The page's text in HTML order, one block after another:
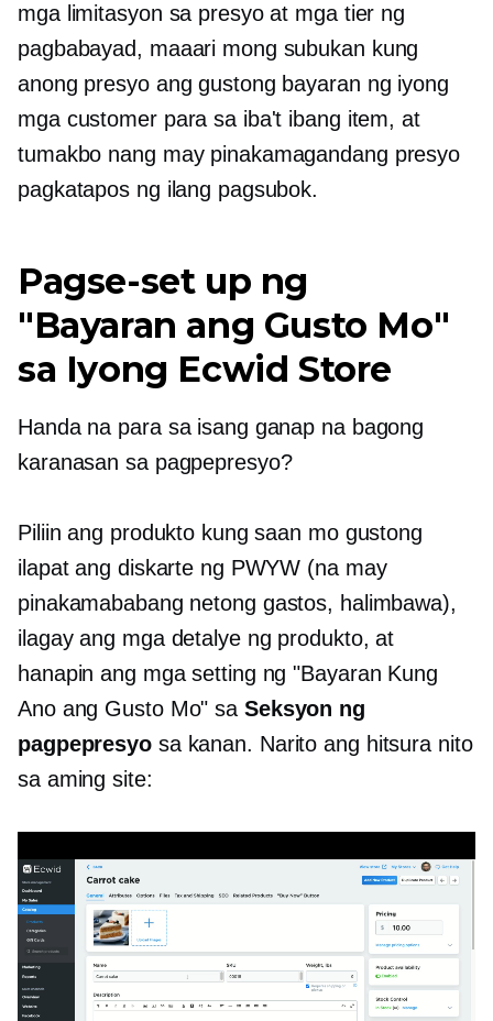
mga limitasyon sa presyo at mga tier ng
pagbabayad, maaari mong subukan kung
anong presyo ang gustong bayaran ng iyong
mga customer para sa iba't ibang item, at
tumakbo nang may pinakamagandang presyo
pagkatapos ng ilang pagsubok.
Pagse-set up ng
"Bayaran ang Gusto Mo"
sa Iyong Ecwid Store
Handa na para sa isang ganap na bagong
karanasan sa pagpepresyo?
Piliin ang produkto kung saan mo gustong
ilapat ang diskarte ng PWYW (na may
pinakamababang netong gastos, halimbawa),
ilagay ang mga detalye ng produkto, at
hanapin ang mga setting ng "Bayaran Kung
Ano ang Gusto Mo" sa Seksyon ng
pagpepresyosa kanan. Narito ang hitsura nito
sa aming site: